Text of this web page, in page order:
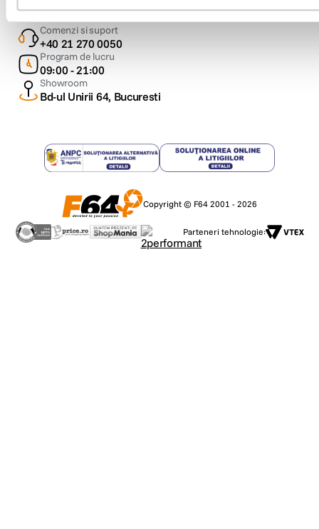
Comenzi si suport
+40 21 270 0050
Program de lucru
09:00 - 21:00
Showroom
Bd-ul Unirii 64, Bucuresti
Copyright © F64 2001 - 2026
Parteneri tehnologie: